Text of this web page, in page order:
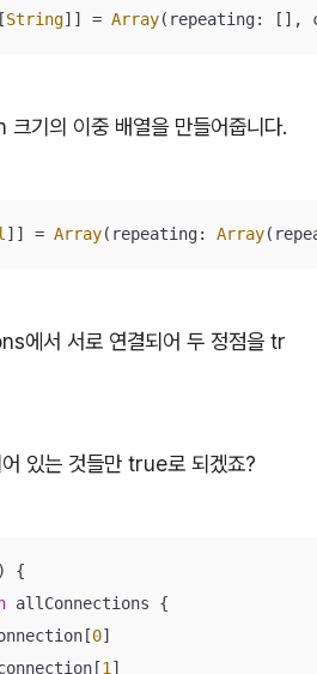
String]] = Array(repeating: [],
기의 이중 배열을 만들어줍니다.
]] = Array(repeating: Array
에서 서로 연결되어 두 정점을 tr
있는 것들만 true로 되겠죠?
{
allConnections {
0]
1 ]